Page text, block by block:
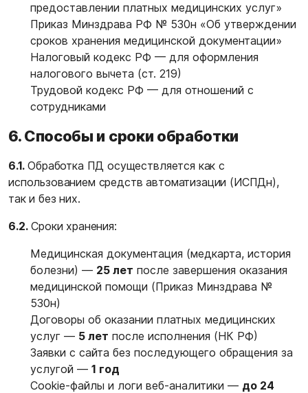
предоставлении платных медицинских услуг»
Приказ Минздрава РФ № 530н «Об утверждении
сроков хранения медицинской документации»
Налоговый кодекс РФ — для оформления
налогового вычета (ст. 219)
Трудовой кодекс РФ — для отношений с
сотрудниками
6. Способы и сроки обработки
6.1.Обработка ПД осуществляется как с
использованием средств автоматизации (ИСПДн),
так и без них.
6.2.Сроки хранения:
Медицинская документация (медкарта, история
болезни) — 25 лет после завершения оказания
медицинской помощи (Приказ Минздрава №
530н)
Договоры об оказании платных медицинских
услуг — 5 лет после исполнения (НК РФ)
Заявки с сайта без последующего обращения за
услугой — 1 год
Cookie-файлы и логи веб-аналитики — до 24